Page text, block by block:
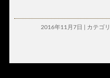
2016年11月7日 | カテゴリ